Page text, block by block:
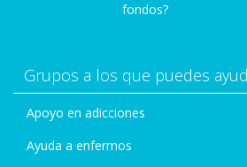
fondos?
Grupos a los que puedes
Apoyo en adicciones
Ayuda a enfermos